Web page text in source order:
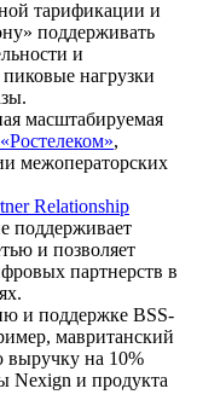
тарификации и
поддерживать
и
нагрузки
масштабируемая
,
межоператорских
Relationship
поддерживает
и позволяет
партнерств в
и поддержке BSS-
мавританский
выручку на 10%
Nexign и продукта